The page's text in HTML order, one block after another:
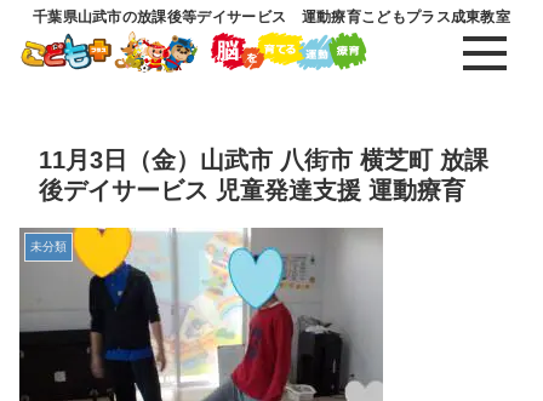
千葉県山武市の放課後等デイサービス 運動療育こどもプラス成東教室
11月3日（金）山武市 八街市 横芝町 放課
後デイサービス 児童発達支援 運動療育
未分類